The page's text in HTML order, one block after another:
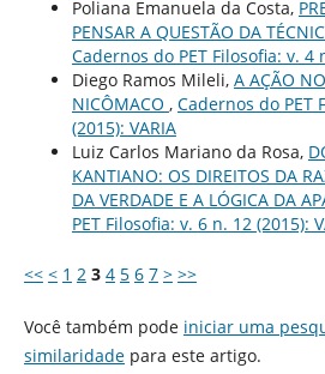
Poliana Emanuela da Costa,
PENSAR A QUESTÃO DA
Cadernos do PET Filosofia: v. 4
Diego Ramos Mileli, A AÇÃO
NICÔMACO , Cadernos do PET
(2015): VARIA
Luiz Carlos Mariano da Rosa,
KANTIANO: OS DIREITOS DA
DA VERDADE E A LÓGICA DA
PET Filosofia: v. 6 n. 12 (2015):
<< < 1 2 3 4 5 6 7 > >>
Você também pode iniciar uma
similaridadepara este artigo.